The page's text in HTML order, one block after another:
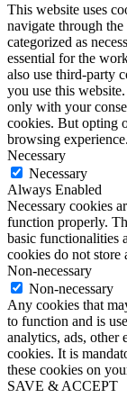
This website uses
navigate through
categorized as
essential for the
also use third-party
you use this
only with your
cookies. But opting
browsing experience.
Necessary
Necessary
Always Enabled
Necessary cookies
function properly.
basic functionalities
cookies do not store
Non-necessary
Non-necessary
Any cookies that
to function and is
analytics, ads, other
cookies. It is
these cookies on
SAVE & ACCEPT